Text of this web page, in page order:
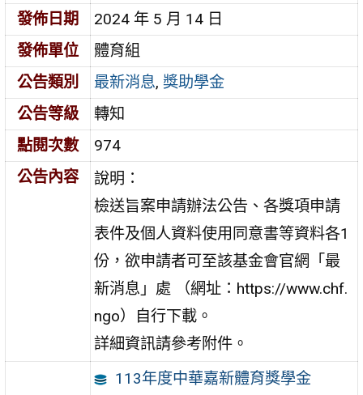
發佈日期
2024 年 5 月 14 日
發佈單位
體育組
公告類別
最新消息,獎助學金
公告等級
轉知
點閱次數
974
公告內容
說明：
檢送旨案申請辦法公告、各獎項申請
表件及個人資料使用同意書等資料各1
份，欲申請者可至該基金會官網「最
新消息」處 （網址：https://www.chf.
ngo）自行下載。
詳細資訊請參考附件。
113年度中華嘉新體育獎學金